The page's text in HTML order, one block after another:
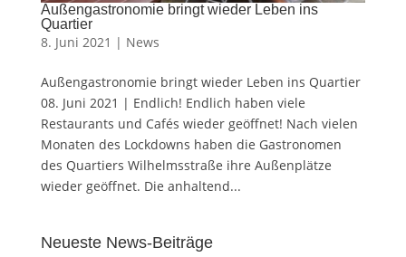
Außengastronomie bringt wieder Leben ins
Quartier
8. Juni 2021 | News
Außengastronomie bringt wieder Leben ins Quartier
08. Juni 2021 | Endlich! Endlich haben viele
Restaurants und Cafés wieder geöffnet! Nach vielen
Monaten des Lockdowns haben die Gastronomen
des Quartiers Wilhelmsstraße ihre Außenplätze
wieder geöffnet. Die anhaltend...
Neueste News-Beiträge